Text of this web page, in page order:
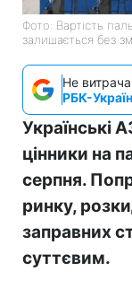
Фото: Вартість
залишається без
Не
РБК-
Українські
цінники на
серпня.
ринку,
заправних
суттєвим.